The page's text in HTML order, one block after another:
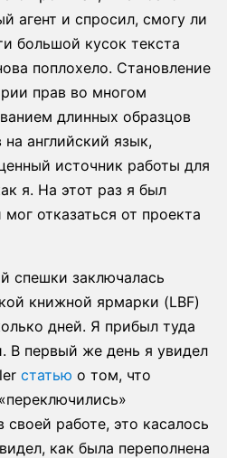
агент и спросил, смогу ли
большой кусок текста
поплохело. Становление
прав во многом
длинных образцов
английский язык,
источник работы для
я. На этот раз я был
отказаться от проекта
спешки заключалась
книжной ярмарки (LBF)
дней. Я прибыл туда
В первый же день я увидел
статью о том, что
работе, это касалось
как была переполнена